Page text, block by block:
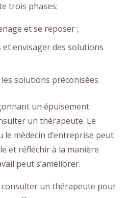
trois phases:
et se reposer ;
et envisager des solutions
solutions préconisées.
un épuisement
un thérapeute. Le
le médecin d’entreprise peut
et réfléchir à la manière
peut s’améliorer.
consulter un thérapeute pour